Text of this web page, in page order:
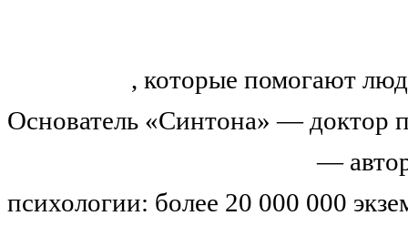
, которые помогают
Основатель «Синтона» — доктор
—
психологии: более 20 000 000